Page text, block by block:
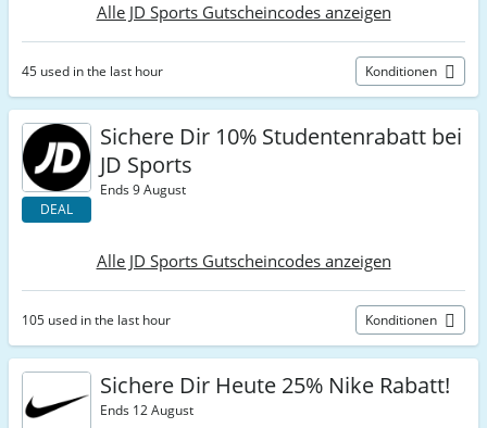
Alle JD Sports Gutscheincodes anzeigen
45 used in the last hour Konditionen
DEAL
Sichere Dir 10% Studentenrabatt bei
JD Sports
Ends 9 August
Alle JD Sports Gutscheincodes anzeigen
105 used in the last hour Konditionen
Sichere Dir Heute 25% Nike Rabatt!
Ends 12 August